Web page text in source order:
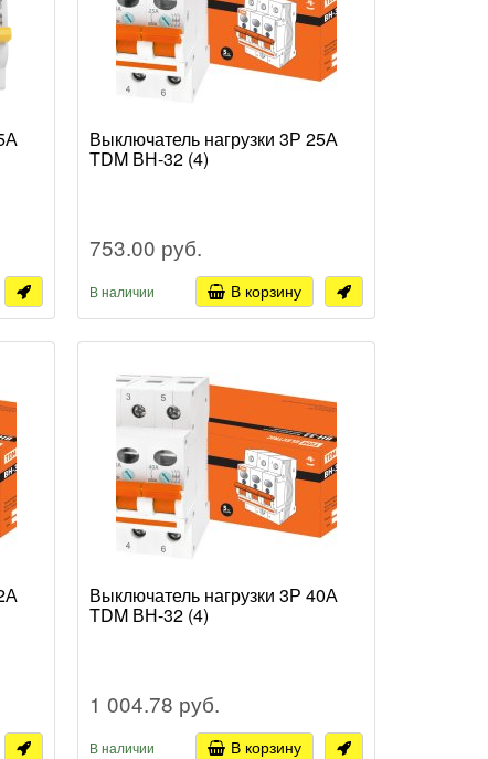
Выключатель нагрузки 3Р 25А
TDM ВН-32 (4)
753.00 руб.
В наличии В корзину
Выключатель нагрузки 3Р 40А
TDM ВН-32 (4)
1 004.78 руб.
В наличии В корзину